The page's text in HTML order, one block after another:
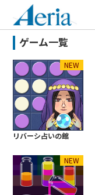
ゲーム一覧
リバーシ占いの館
NEW
NEW